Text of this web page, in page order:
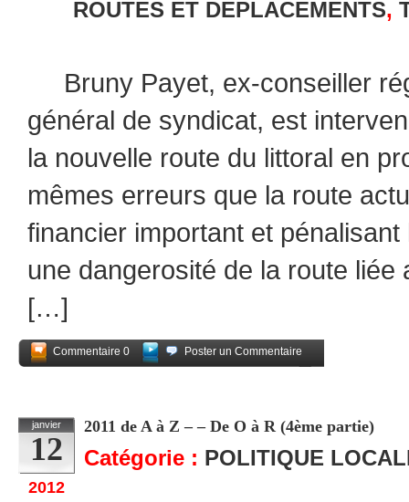
ROUTES ET DEPLACEMENTS,
Bruny Payet, ex-conseiller
général de syndicat, est
la nouvelle route du littoral en
mêmes erreurs que la route
financier important et
une dangerosité de la route liée
[…]
Commentaire 0
Poster un Commentaire
janvier
12
2012
2011 de A à Z – – De O à R (4ème partie)
Catégorie : POLITIQUE